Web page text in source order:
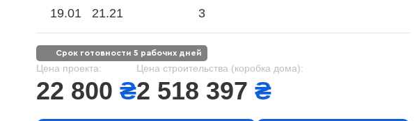
19.01 21.21 3
срок готовности 5 рабочих дней
Цена проекта:
22 800 ₴
Цена строительства (коробка дома):
2 518 397 ₴